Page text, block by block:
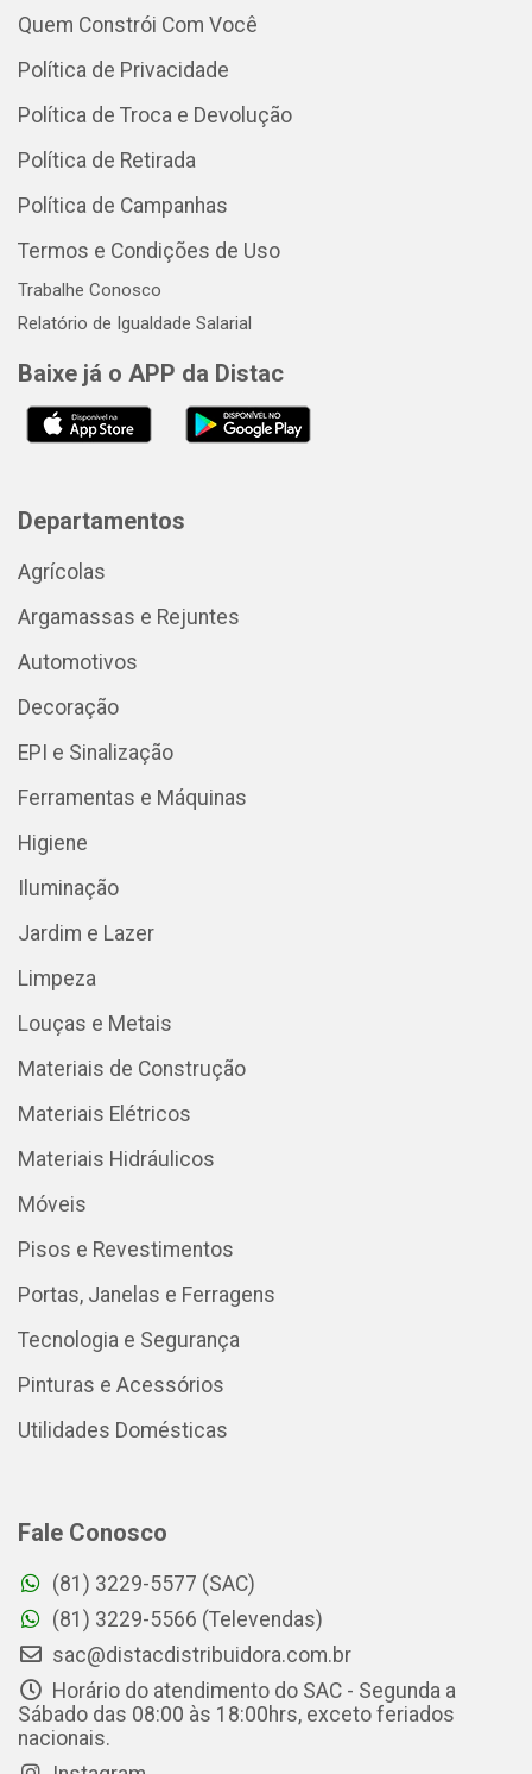
Quem Constrói Com Você
Política de Privacidade
Política de Troca e Devolução
Política de Retirada
Política de Campanhas
Termos e Condições de Uso
Trabalhe Conosco
Relatório de Igualdade Salarial
Baixe já o APP da Distac
Departamentos
Agrícolas
Argamassas e Rejuntes
Automotivos
Decoração
EPI e Sinalização
Ferramentas e Máquinas
Higiene
Iluminação
Jardim e Lazer
Limpeza
Louças e Metais
Materiais de Construção
Materiais Elétricos
Materiais Hidráulicos
Móveis
Pisos e Revestimentos
Portas, Janelas e Ferragens
Tecnologia e Segurança
Pinturas e Acessórios
Utilidades Domésticas
Fale Conosco
(81) 3229-5577 (SAC)
(81) 3229-5566 (Televendas)
sac@distacdistribuidora.com.br
Horário do atendimento do SAC - Segunda a
Sábado das 08:00 às 18:00hrs, exceto feriados
nacionais.